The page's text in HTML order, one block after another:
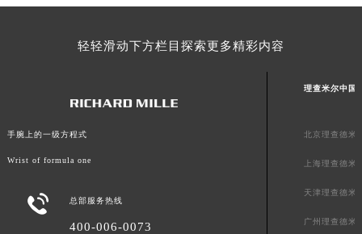
轻轻滑动下方栏目探索更多精彩内容
手腕上的一级方程式
Wrist of formula one
 总部服务热线
400-006-0073
理查米尔中国
北京理查德米
上海理查德米
天津理查德米
广州理查德米